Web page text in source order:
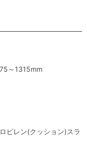
～1315mm
ピレン(クッション)スラ